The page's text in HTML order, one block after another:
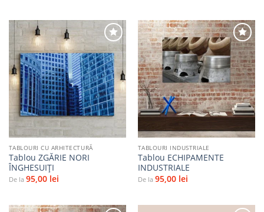
Adaugă
la
favorite
TABLOURI CU ARHITECTURĂ
Tablou ZGĂRIE NORI
ÎNGHESUIȚI
De la 95,00 lei
Adaugă
la
favorite
TABLOURI INDUSTRIALE
Tablou ECHIPAMENTE
INDUSTRIALE
De la 95,00 lei